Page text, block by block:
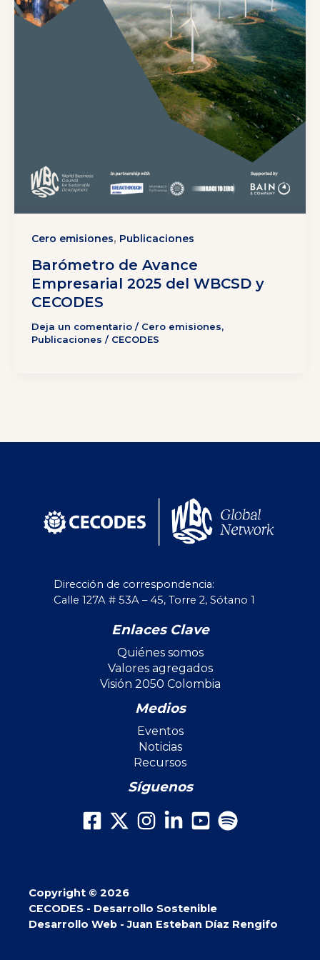
Cero emisiones, Publicaciones
Barómetro de Avance
Empresarial 2025 del WBCSD y
CECODES
Deja un comentario / Cero emisiones,
Publicaciones / CECODES
Dirección de correspondencia:
Calle 127A # 53A – 45, Torre 2, Sótano 1
Enlaces Clave
Quiénes somos
Valores agregados
Visión 2050 Colombia
Medios
Eventos
Noticias
Recursos
Síguenos
Copyright © 2026
CECODES - Desarrollo Sostenible
Desarrollo Web - Juan Esteban Díaz Rengifo